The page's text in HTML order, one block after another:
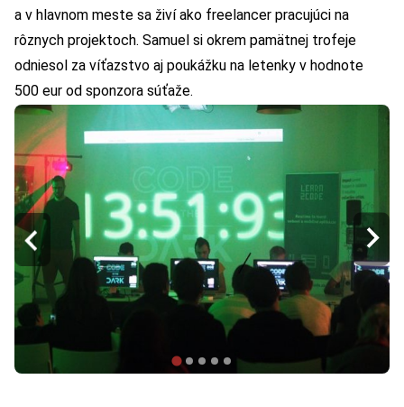
a v hlavnom meste sa živí ako freelancer pracujúci na
rôznych projektoch. Samuel si okrem pamätnej trofeje
odniesol za víťazstvo aj poukážku na letenky v hodnote
500 eur od sponzora súťaže.